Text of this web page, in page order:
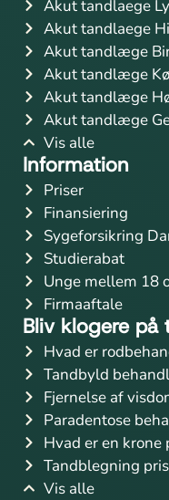
Akut tandlaege
Akut tandlaege
Akut tandlæge
Akut tandlæge
Akut tandlæge
Akut tandlæge
Vis alle
Information
Priser
Finansiering
Sygeforsikring
Studierabat
Unge mellem 18
Firmaaftale
Bliv klogere
Hvad er
Tandbyld
Fjernelse af
Paradentose
Hvad er en krone
Tandblegning pris
Vis alle